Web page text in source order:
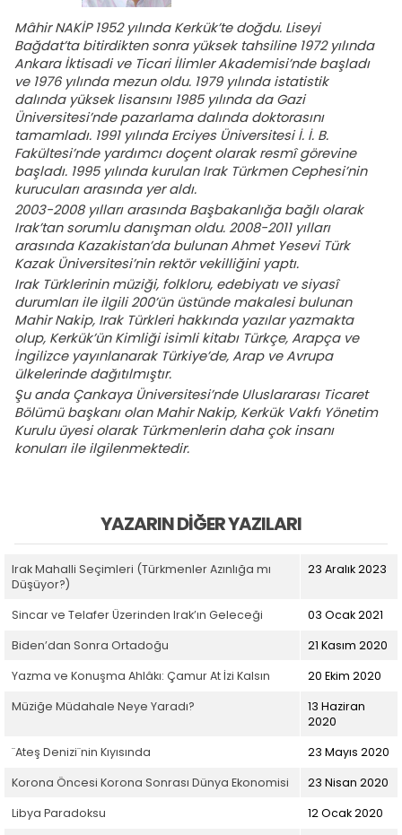
Mâhir NAKİP 1952 yılında Kerkük’te doğdu. Liseyi
Bağdat’ta bitirdikten sonra yüksek tahsiline 1972 yılında
Ankara İktisadi ve Ticari İlimler Akademisi’nde başladı
ve 1976 yılında mezun oldu. 1979 yılında istatistik
dalında yüksek lisansını 1985 yılında da Gazi
Üniversitesi’nde pazarlama dalında doktorasını
tamamladı. 1991 yılında Erciyes Üniversitesi İ. İ. B.
Fakültesi’nde yardımcı doçent olarak resmî görevine
başladı. 1995 yılında kurulan Irak Türkmen Cephesi’nin
kurucuları arasında yer aldı.
2003-2008 yılları arasında Başbakanlığa bağlı olarak
Irak’tan sorumlu danışman oldu. 2008-2011 yılları
arasında Kazakistan’da bulunan Ahmet Yesevi Türk
Kazak Üniversitesi’nin rektör vekilliğini yaptı.
Irak Türklerinin müziği, folkloru, edebiyatı ve siyasî
durumları ile ilgili 200’ün üstünde makalesi bulunan
Mahir Nakip, Irak Türkleri hakkında yazılar yazmakta
olup, Kerkük’ün Kimliği isimli kitabı Türkçe, Arapça ve
İngilizce yayınlanarak Türkiye’de, Arap ve Avrupa
ülkelerinde dağıtılmıştır.
Şu anda Çankaya Üniversitesi’nde Uluslararası Ticaret
Bölümü başkanı olan Mahir Nakip, Kerkük Vakfı Yönetim
Kurulu üyesi olarak Türkmenlerin daha çok insanı
konuları ile ilgilenmektedir.
YAZARIN DIĞER YAZILARI
Irak Mahalli Seçimleri (Türkmenler Azınlığa mı
Düşüyor?)
23 Aralık 2023
Sincar ve Telafer Üzerinden Irak’ın Geleceği
03 Ocak 2021
Biden’dan Sonra Ortadoğu
21 Kasım 2020
Yazma ve Konuşma Ahlâkı: Çamur At İzi Kalsın
20 Ekim 2020
Müziğe Müdahale Neye Yaradı?
13 Haziran
2020
¨Ateş Denizi¨nin Kıyısında
23 Mayıs 2020
Korona Öncesi Korona Sonrası Dünya Ekonomisi
23 Nisan 2020
Libya Paradoksu
12 Ocak 2020